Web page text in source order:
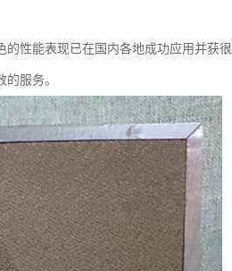
性能表现已在国内各地成功应用并获很
服务。